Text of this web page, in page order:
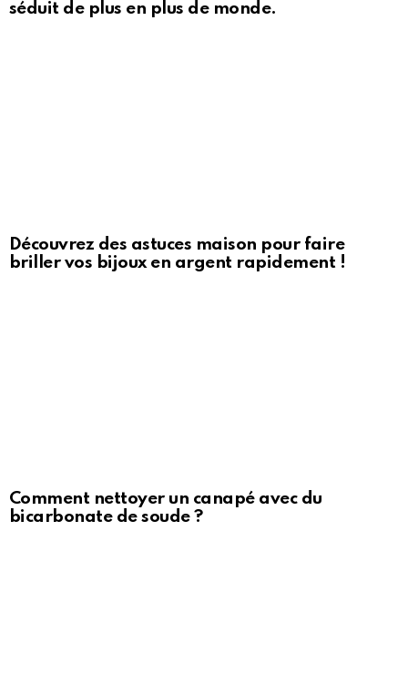
séduit de plus en plus de monde.
Découvrez des astuces maison pour faire
briller vos bijoux en argent rapidement !
Comment nettoyer un canapé avec du
bicarbonate de soude ?